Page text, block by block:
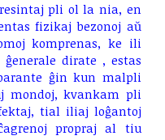
pli ol la nia, en
fizikaj bezonoj aŭ
komprenas, ke ili
dirate , estas
ĝin kun malpli
mondoj, kvankam pli
tial iliaj loĝantoj
propraj al tiu